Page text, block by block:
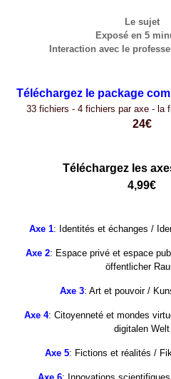
Le sujet
Exposé en 5
Interaction avec le
Téléchargez le package
33 fichiers - 4 fichiers par axe - la
24€
Téléchargez les
4,99€
Axe 1: Identités et échanges /
Axe 2: Espace privé et espace
öffentlicher
Axe 3: Art et pouvoir /
Axe 4: Citoyenneté et mondes
digitalen Welt
Axe 5: Fictions et réalités /